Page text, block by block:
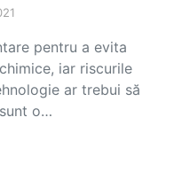
pentru a evita
iar riscurile
ar trebui să
o…